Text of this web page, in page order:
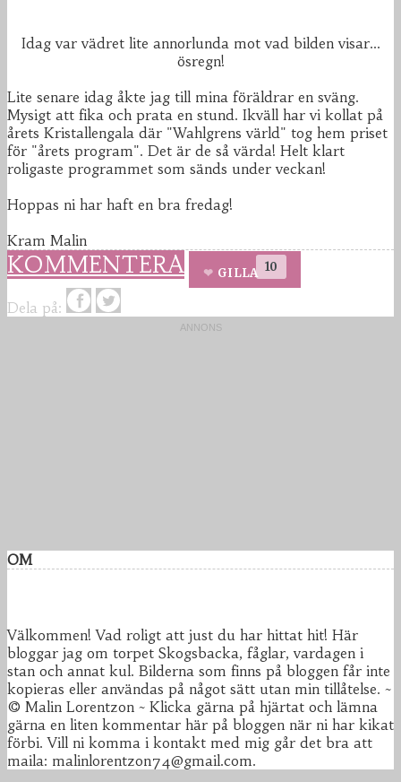
Idag var vädret lite annorlunda mot vad bilden visar...
ösregn!
Lite senare idag åkte jag till mina föräldrar en sväng.
Mysigt att fika och prata en stund. Ikväll har vi kollat på
årets Kristallengala där "Wahlgrens värld" tog hem priset
för "årets program". Det är de så värda! Helt klart
roligaste programmet som sänds under veckan!
Hoppas ni har haft en bra fredag!
Kram Malin
KOMMENTERA 10
GILLA
Dela på:
OM
Välkommen! Vad roligt att just du har hittat hit! Här
bloggar jag om torpet Skogsbacka, fåglar, vardagen i
stan och annat kul. Bilderna som finns på bloggen får inte
kopieras eller användas på något sätt utan min tillåtelse. ~
© Malin Lorentzon ~ Klicka gärna på hjärtat och lämna
gärna en liten kommentar här på bloggen när ni har kikat
förbi. Vill ni komma i kontakt med mig går det bra att
maila: malinlorentzon74@gmail.com.